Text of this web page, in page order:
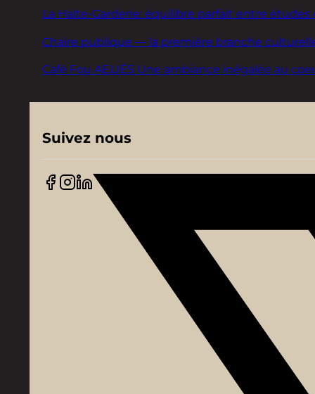
La Halte-Garderie: équilibre parfait entre
Chaire publique — la première branche culturelle
Café Fou AELIÉS Une ambiance inégalée au
Suivez nous